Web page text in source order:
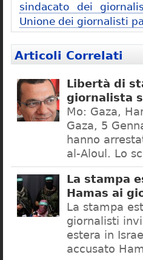
sindacato dei
Unione dei giornalisti
Articoli Correlati
Libertà di
giornalista
Mo: Gaza,
Gaza, 5
hanno
al-Aloul. Lo
La stampa
Hamas ai
La stampa
giornalisti
estera in
accusato